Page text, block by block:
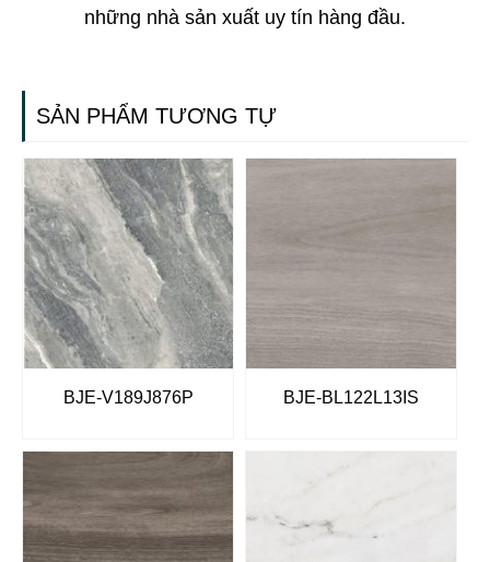
những nhà sản xuất uy tín hàng đầu.
SẢN PHẨM TƯƠNG TỰ
BJE-V189J876P BJE-BL122L13IS